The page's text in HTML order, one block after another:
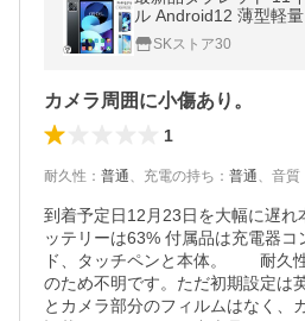
ル Android12 薄型軽
大容量バッテリー
3色 本体 PC 子供 学習
SKストア30
カメラ周囲に小傷あり。
1
耐久性 ： 普通、 充電の持ち ： 普通、 音質
到着予定日12月23日を大幅に遅
ッテリーは63% 付属品は充電器コ
ド、タッチペンと本体。　　耐久
のため不明です。ただ初期設定は
とカメラ部分のフィルムはなく、